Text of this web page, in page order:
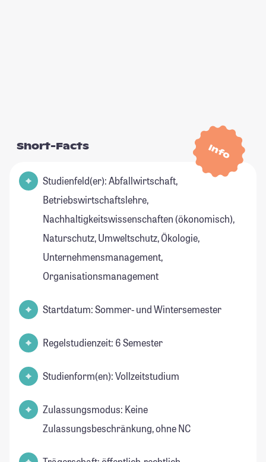
Info
Short-Facts
Studienfeld(er): Abfallwirtschaft,
Betriebswirtschaftslehre,
Nachhaltigkeitswissenschaften (ökonomisch),
Naturschutz, Umweltschutz, Ökologie,
Unternehmensmanagement,
Organisationsmanagement
Startdatum: Sommer- und Wintersemester
Regelstudienzeit: 6 Semester
Studienform(en): Vollzeitstudium
Zulassungsmodus: Keine
Zulassungsbeschränkung, ohne NC